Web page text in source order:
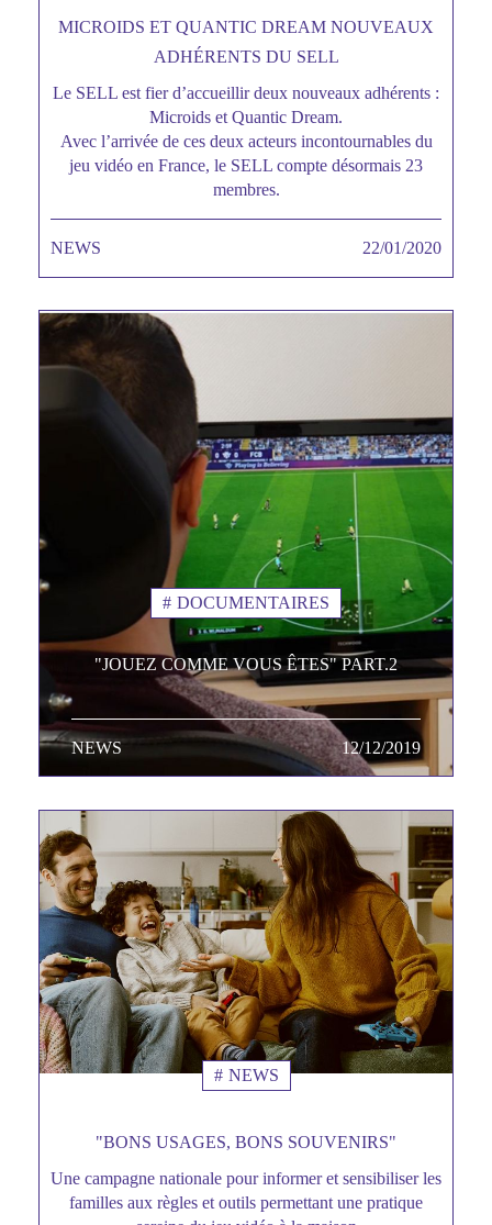
MICROIDS ET QUANTIC DREAM NOUVEAUX
ADHÉRENTS DU SELL
Sous
titre
Le SELL est fier d’accueillir deux nouveaux adhérents :
Microids et Quantic Dream.
Avec l’arrivée de ces deux acteurs incontournables du
jeu vidéo en France, le SELL compte désormais 23
membres.
TAGS MINEURES
NEWS Date
22/01/2020
DOCUMENTAIRES
"JOUEZ COMME VOUS ÊTES" PART.2
TAGS MINEURES
NEWS Date
12/12/2019
NEWS
"BONS USAGES, BONS SOUVENIRS"
Sous
titre
Une campagne nationale pour informer et sensibiliser les
familles aux règles et outils permettant une pratique